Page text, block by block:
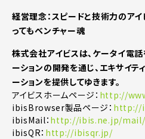
経営理念：スピードと技術力のアイ
ってもベンチャー魂
株式会社アイビスは、ケータイ電
ーションの開発を通じ、エキサイ
ーションを提供してゆきます。
アイビスホームページ： http://
ibisBrowser製品ページ： http://
ibisMail： http://ibis.ne.jp/mail/
ibisQR： http://ibisqr.jp/